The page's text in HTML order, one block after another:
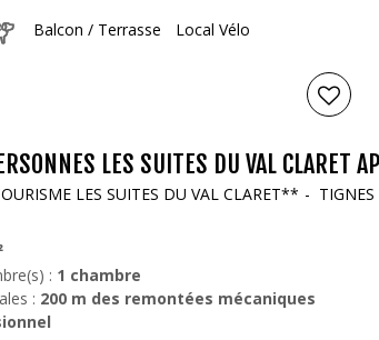
Balcon / Terrasse
Local Vélo
LES SUITES DU VAL CLARET
LES SUITES DU VAL CLARET**
: 1 chambre
: 200 m des remontées mécaniques